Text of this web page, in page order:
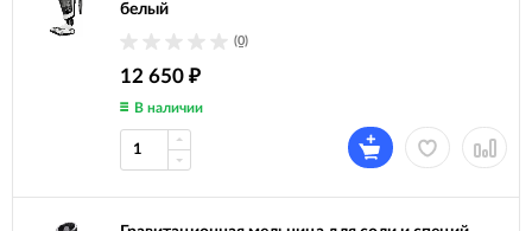
белый
(0)
12 650 ₽
В наличии